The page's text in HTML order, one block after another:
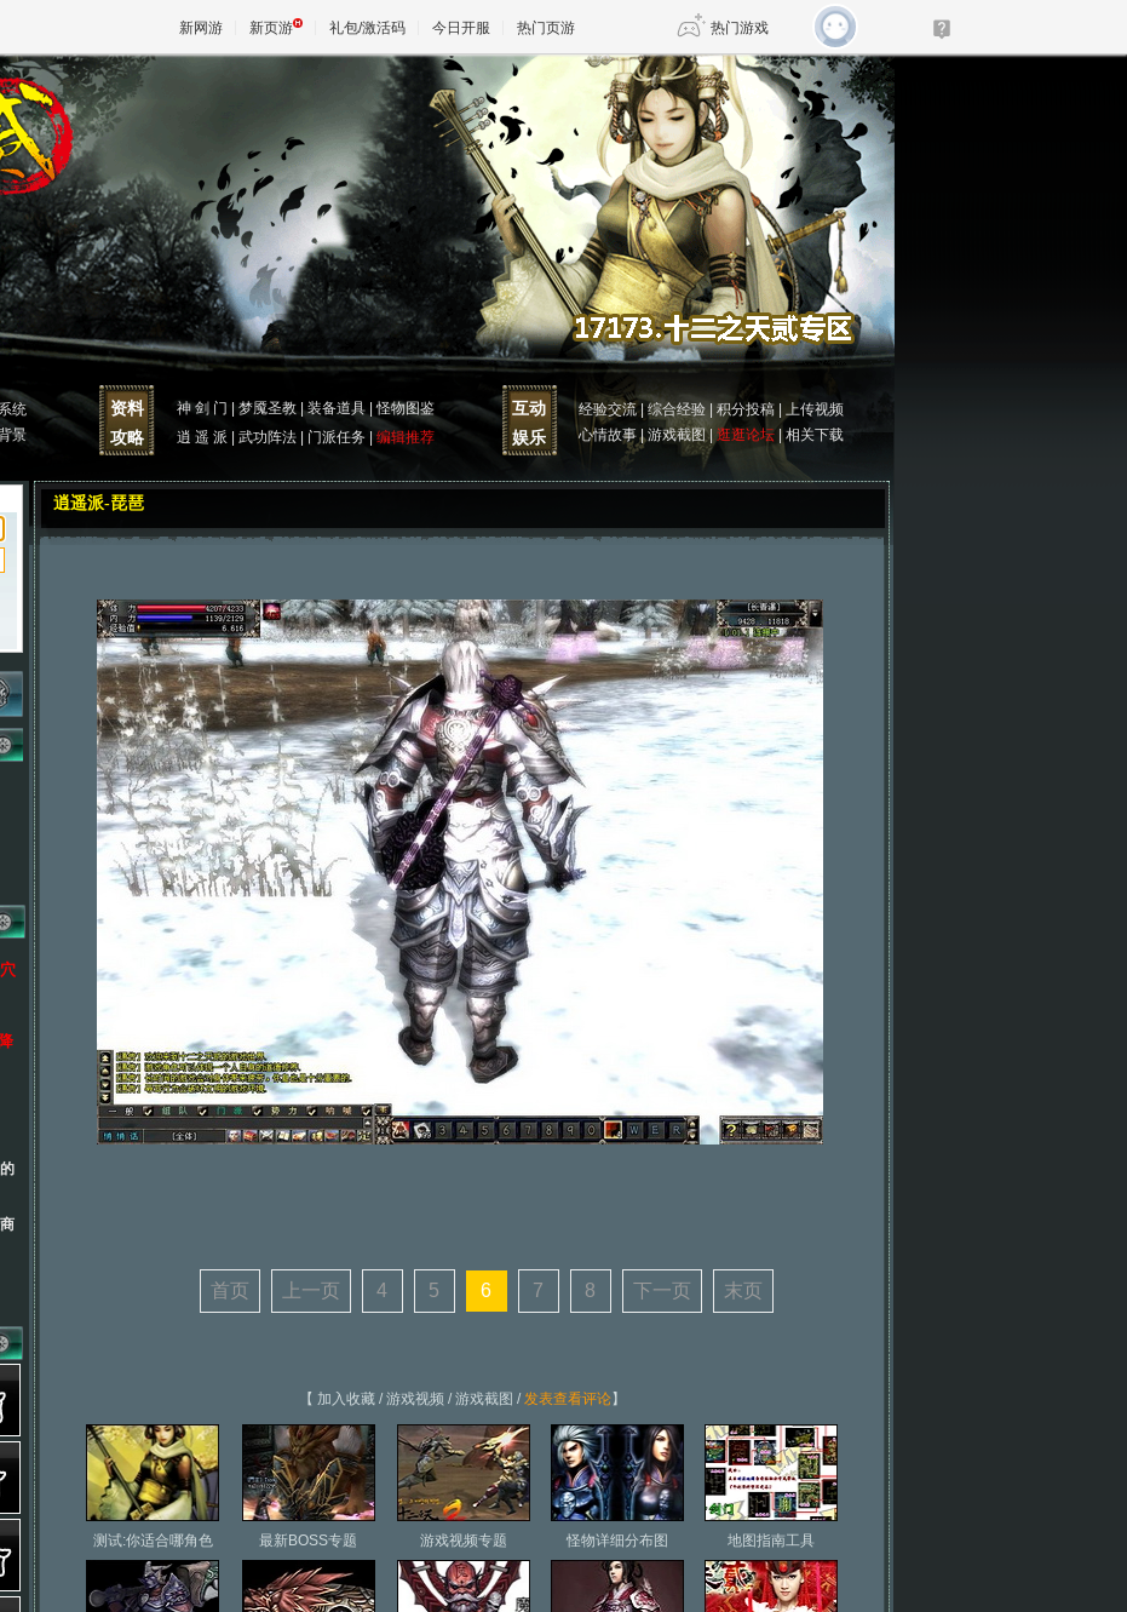
新网游 新页游 礼包/激活码 今日开服 热门页游 热门游戏
魔兽 DNF 传奇4
剑网3旗舰版 新天龙八部
王权与自由 诛仙世界 仙剑世界
统
景
资料
攻略
神 剑 门 梦魇圣教 |装备道具 |怪物图鉴
逍 遥 派
武功阵法 门派任务 编辑推荐
互动
娱乐
经验交流| 综合经验 积分投稿
上传视频
心情故事|游戏截图| 逛逛论坛 相关下载
逍遥派-琵琶
首页 上一页 4 5 6 7 8 下一页 末页
【 加入收藏/游戏视频 /游戏截图 / 发表查看评论】
测试:你适合哪角色 最新BOSS专题 游戏视频专题 怪物详细分布图 地图指南工具